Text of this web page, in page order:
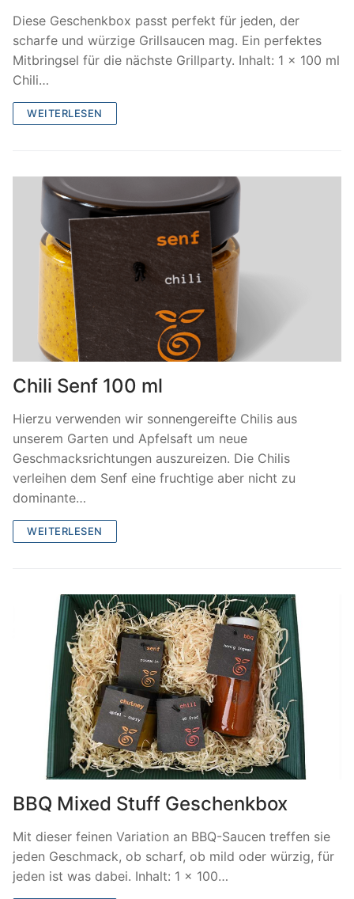
Diese Geschenkbox passt perfekt für jeden, der
scharfe und würzige Grillsaucen mag. Ein perfektes
Mitbringsel für die nächste Grillparty. Inhalt: 1 x 100 ml
Chili…
WEITERLESEN
Chili Senf 100 ml
Hierzu verwenden wir sonnengereifte Chilis aus
unserem Garten und Apfelsaft um neue
Geschmacksrichtungen auszureizen. Die Chilis
verleihen dem Senf eine fruchtige aber nicht zu
dominante…
WEITERLESEN
BBQ Mixed Stuff Geschenkbox
Mit dieser feinen Variation an BBQ-Saucen treffen sie
jeden Geschmack, ob scharf, ob mild oder würzig, für
jeden ist was dabei. Inhalt: 1 x 100…